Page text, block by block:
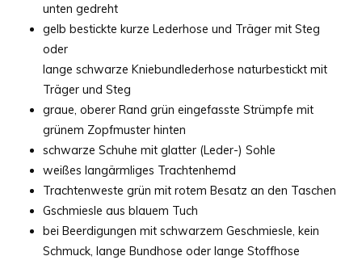
unten gedreht
gelb bestickte kurze Lederhose und Träger mit Steg
oder
lange schwarze Kniebundlederhose naturbestickt mit
Träger und Steg
graue, oberer Rand grün eingefasste Strümpfe mit
grünem Zopfmuster hinten
schwarze Schuhe mit glatter (Leder-) Sohle
weißes langärmliges Trachtenhemd
Trachtenweste grün mit rotem Besatz an den Taschen
Gschmiesle aus blauem Tuch
bei Beerdigungen mit schwarzem Geschmiesle, kein
Schmuck, lange Bundhose oder lange Stoffhose